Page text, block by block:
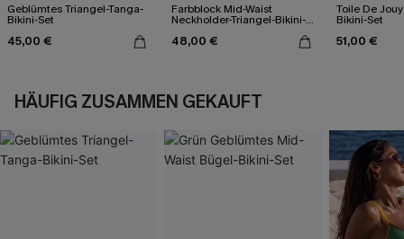
Geblümtes Triangel-Tanga-
Bikini-Set
45,00 €
Farbblock Mid-Waist
Neckholder-Triangel-Bikini-
48,00 €
Toile De
Bikini-Set
51,00 €
HÄUFIG ZUSAMMEN GEKAUFT